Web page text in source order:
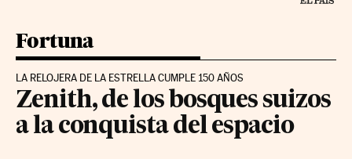
Fortuna
LA RELOJERA DE LA ESTRELLA CUMPLE 150 AÑOS
Zenith, de los bosques suizos
a la conquista del espacio